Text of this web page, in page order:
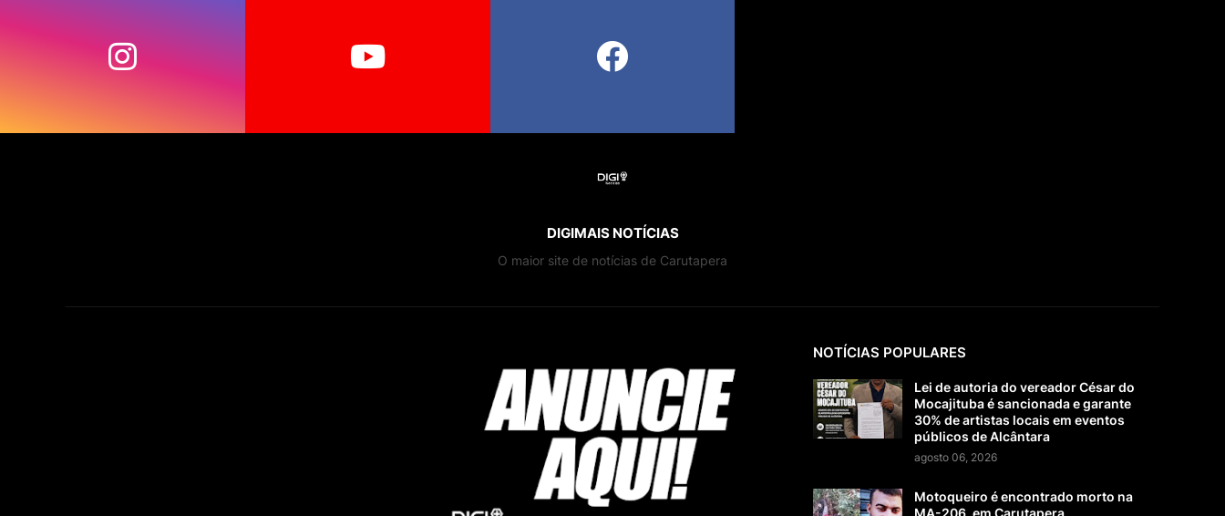
DIGIMAIS NOTÍCIAS
O maior site de notícias de Carutapera
NOTÍCIAS POPULARES
Lei de autoria do vereador César do
Mocajituba é sancionada e garante
30% de artistas locais em eventos
públicos de Alcântara
agosto 06, 2026
Motoqueiro é encontrado morto na
MA-206, em Carutapera